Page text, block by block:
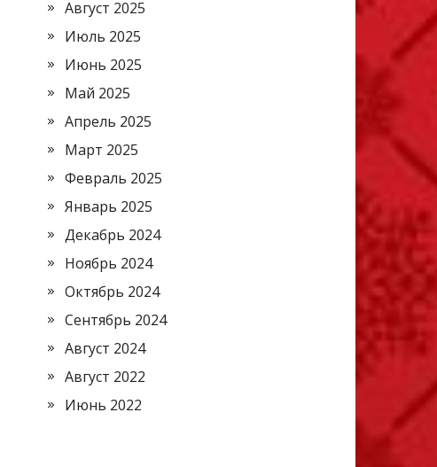
Август 2025
Июль 2025
Июнь 2025
Май 2025
Апрель 2025
Март 2025
Февраль 2025
Январь 2025
Декабрь 2024
Ноябрь 2024
Октябрь 2024
Сентябрь 2024
Август 2024
Август 2022
Июнь 2022